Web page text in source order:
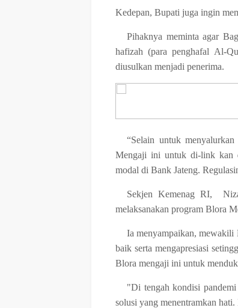
Kedepan, Bupati juga ingin
Pihaknya meminta agar
hafizah (para penghafal Al-
diusulkan menjadi penerima.
“Selain untuk
Mengaji ini untuk di-link kan
modal di Bank Jateng.
Sekjen Kemenag RI,
melaksanakan program Blora
Ia menyampaikan, mewakili
baik serta mengapresiasi
Blora mengaji ini untuk
"Di tengah kondisi
solusi yang menentramkan